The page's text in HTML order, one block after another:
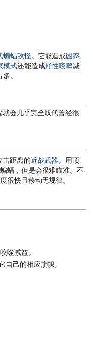
蝙蝠敌怪。它能造成困惑
模式还能造成野性咬噬减
。
会几乎完全取代曾经很
击距离的近战武器。用顶
蝠，但是会很难瞄准。不
很快且移动无规律。
噬减益。
自己的相应旗帜。